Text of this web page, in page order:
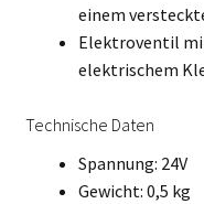
einem
Elektroventil
elektrischem
Technische Daten
Spannung: 24V
Gewicht: 0,5 kg